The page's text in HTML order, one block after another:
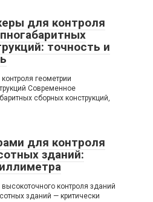
для контроля
точность и
геометрии
Современное
сборных конструкций,
для контроля
зданий:
контроля зданий
зданий — критически